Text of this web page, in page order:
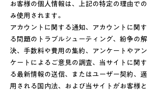
お客様の個人情報は、上記の特定の理由での
み使用されます。
アカウントに関する通知、アカウントに関す
る問題のトラブルシューティング、紛争の解
決、手数料や費用の集約、アンケートやアン
ケートによるご意見の調査、当サイトに関す
る最新情報の送信、またはユーザー契約、適
用される国内法、および当サイトがお客様と